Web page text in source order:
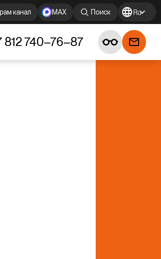
Круги кованые 29НК ГОСТ под заказ!
канал MAX Поиск Ru
812 740–76–87